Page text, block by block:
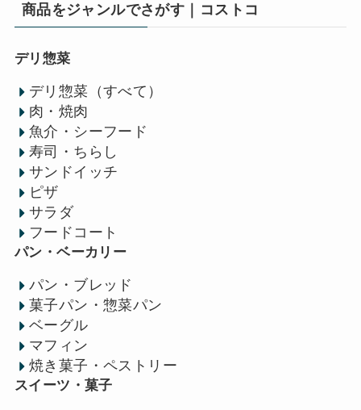
商品をジャンルでさがす｜コストコ
デリ惣菜
デリ惣菜（すべて）
肉・焼肉
魚介・シーフード
寿司・ちらし
サンドイッチ
ピザ
サラダ
フードコート
パン・ベーカリー
パン・ブレッド
菓子パン・惣菜パン
ベーグル
マフィン
焼き菓子・ペストリー
スイーツ・菓子